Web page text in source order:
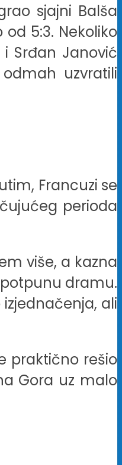
sjajni Balša
5:3. Nekoliko
Srđan Janović
uzvratili
Francuzi se
perioda
više, a kazna
potpunu dramu.
ali
praktično rešio
Gora uz malo